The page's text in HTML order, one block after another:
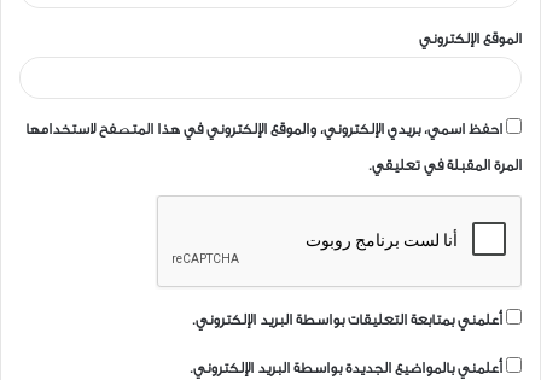
الموقع الإلكتروني
احفظ اسمي، بريدي الإلكتروني، والموقع الإلكتروني في هذا المتصفح لاستخدامها
المرة المقبلة في تعليقي.
أعلمني بمتابعة التعليقات بواسطة البريد الإلكتروني.
أعلمني بالمواضيع الجديدة بواسطة البريد الإلكتروني.